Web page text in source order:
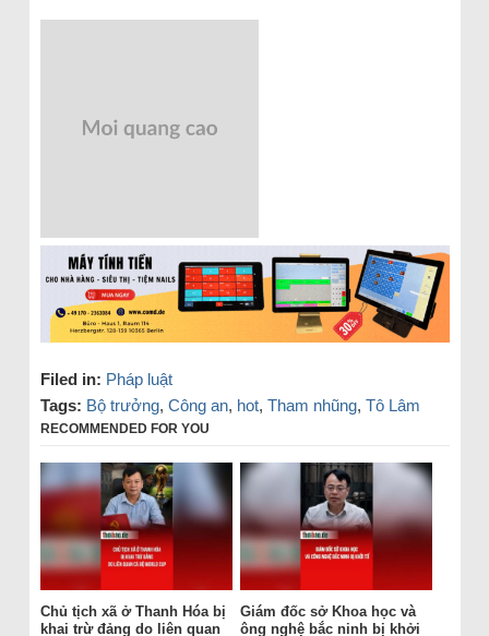
Filed in: Pháp luật
Tags: Bộ trưởng, Công an, hot, Tham nhũng, Tô Lâm
RECOMMENDED FOR YOU
Chủ tịch xã ở Thanh Hóa bị
khai trừ đảng do liên quan
Giám đốc sở Khoa học và
ông nghệ bắc ninh bị khởi